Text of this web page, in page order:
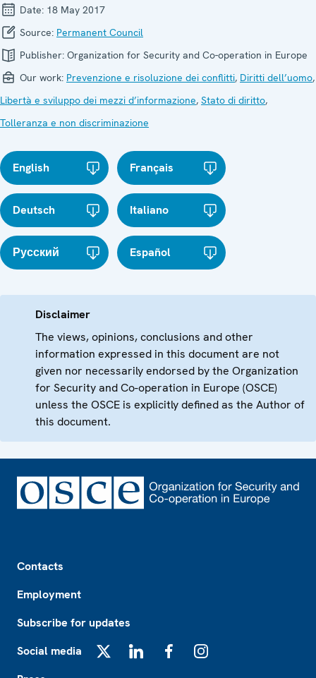
Date: 18 May 2017
Source: Permanent Council
Publisher: Organization for Security and Co-operation in Europe
Our work: Prevenzione e risoluzione dei conflitti, Diritti dell’uomo,
Libertà e sviluppo dei mezzi d’informazione, Stato di diritto,
Tolleranza e non discriminazione
English Français
Deutsch Italiano
Русский Español
Disclaimer
The views, opinions, conclusions and other
information expressed in this document are not
given nor necessarily endorsed by the Organization
for Security and Co-operation in Europe (OSCE)
unless the OSCE is explicitly defined as the Author of
this document.
Contacts
Employment
Subscribe for updates
Social media